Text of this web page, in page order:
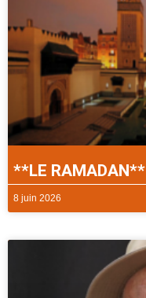
**LE RAMADAN**
8 juin 2026